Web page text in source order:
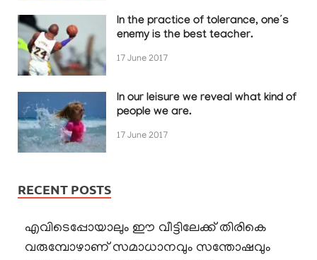
In the practice of tolerance, one’s
enemy is the best teacher.
17 June 2017
In our leisure we reveal what kind of
people we are.
17 June 2017
RECENT POSTS
എവിടെപ്പോയാലും ഈ വീട്ടിലേക്ക് തിരികെ
വരുമ്പോഴാണ് സമാധാനവും സന്തോഷവും